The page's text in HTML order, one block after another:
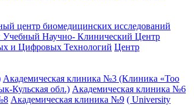
центр биомедицинских исследований
Учебный Научно- Клинический Центр
и Цифровых Технологий Центр
Академическая клиника №3 (Клиника «Тоо
Кульская обл.) Академическая клиника №6
Академическая клиника №9 ( University